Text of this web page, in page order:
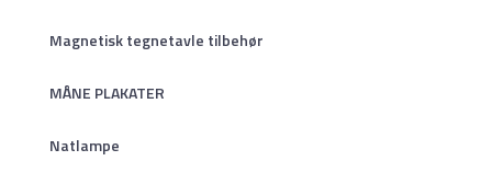
Magnetisk tegnetavle tilbehør
MÅNE PLAKATER
Natlampe